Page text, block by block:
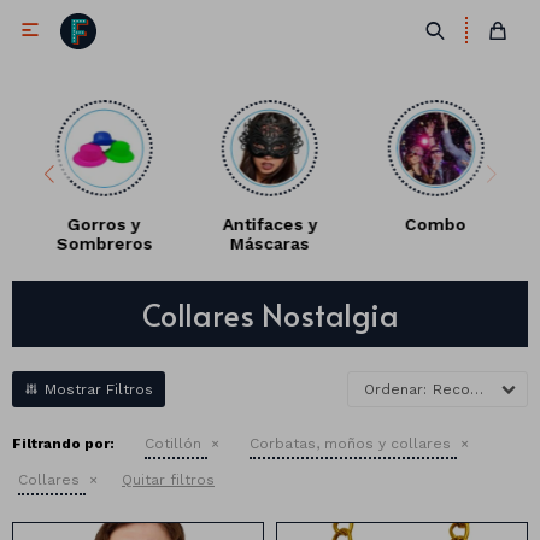

Gorros y
Sombreros
Antifaces y
Máscaras
Combo
Collares Nostalgia
Recomendados
Filtrando por: Cotillón Corbatas, moños y collares
Collares Quitar filtros
Antifaces
Máscaras
Moños
Cañones
Pelucas
Vinchas